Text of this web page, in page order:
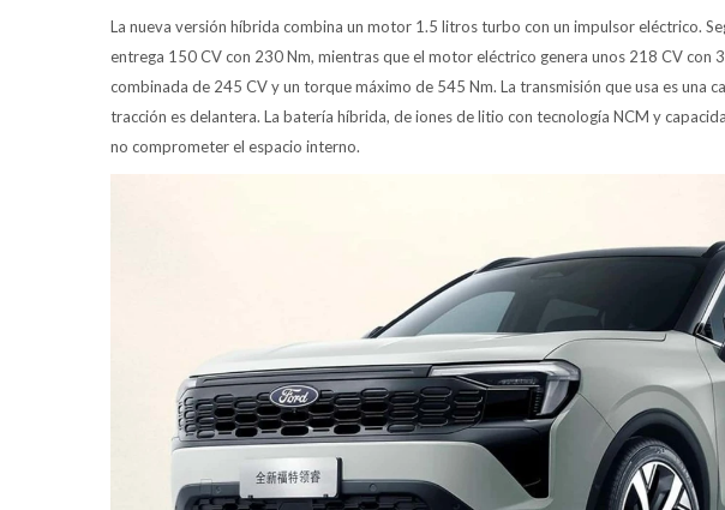
La nueva versión híbrida combina un motor 1.5 litros turbo con un impulsor eléctrico.
entrega 150 CV con 230 Nm, mientras que el motor eléctrico genera unos 218 CV con
combinada de 245 CV y un torque máximo de 545 Nm. La transmisión que usa es una
tracción es delantera. La batería híbrida, de iones de litio con tecnología NCM y
no comprometer el espacio interno.